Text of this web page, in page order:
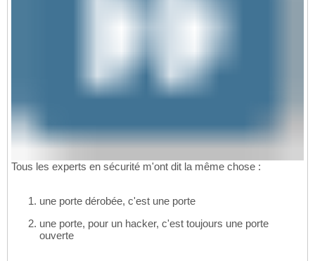
Tous les experts en sécurité m'ont dit la même chose :
une porte dérobée, c'est une porte
une porte, pour un hacker, c'est toujours une porte
ouverte